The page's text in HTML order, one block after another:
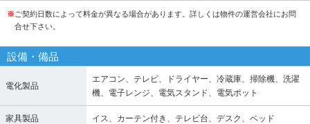
※ ご契約日数によって料金が異なる場合があります。詳しくは物件の運営会社にお問
合せ下さい。
設備・備品
電化製品
エアコン、テレビ、ドライヤー、冷蔵庫、掃除機、洗濯
機、電子レンジ、電気スタンド、電気ポット
家具製品 イス、カーテン付き、テレビ台、デスク、ベッド